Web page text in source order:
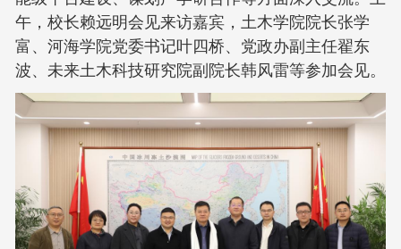
午，校长赖远明会见来访嘉宾，土木学院院长张学
富、河海学院党委书记叶四桥、党政办副主任翟东
波、未来土木科技研究院副院长韩风雷等参加会见。